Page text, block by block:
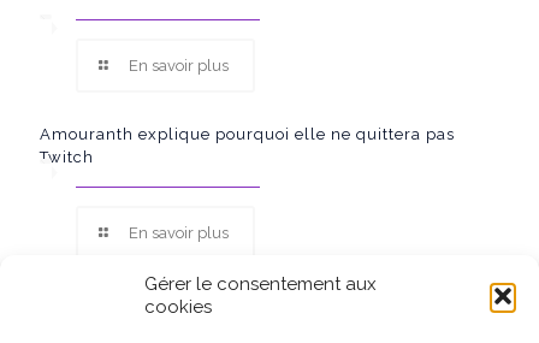
Gérer le consentement aux
cookies
En savoir plus
Amouranth explique pourquoi elle ne quittera pas
Twitch
En savoir plus